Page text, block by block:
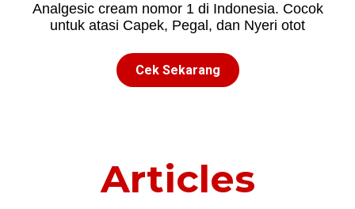
Analgesic cream nomor 1 di Indonesia. Cocok
untuk atasi Capek, Pegal, dan Nyeri otot
Cek Sekarang
Articles